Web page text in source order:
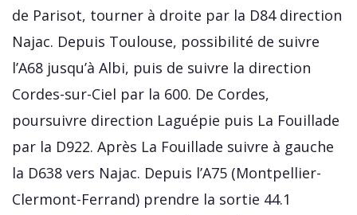
de Parisot, tourner à droite par la D84 direction
Najac. Depuis Toulouse, possibilité de suivre
l’A68 jusqu’à Albi, puis de suivre la direction
Cordes-sur-Ciel par la 600. De Cordes,
poursuivre direction Laguépie puis La Fouillade
par la D922. Après La Fouillade suivre à gauche
la D638 vers Najac. Depuis l’A75 (Montpellier-
Clermont-Ferrand) prendre la sortie 44.1